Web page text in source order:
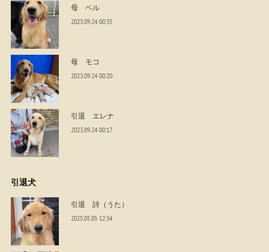
母 ベル
2023.09.24 00:35
母 モコ
2023.09.24 00:20
引退 エレナ
2023.09.24 00:17
引退犬
引退 詩（うた）
2025.05.05 12:34